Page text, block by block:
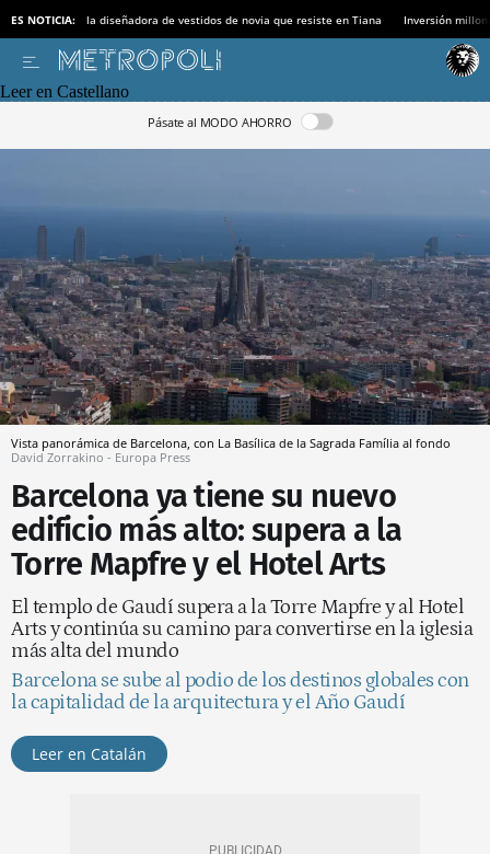
ES NOTICIA: la diseñadora de vestidos de novia que resiste en Tiana Inversión
Leer en Castellano
Pásate al MODO AHORRO
Vista panorámica de Barcelona, con La Basílica de la Sagrada Família al fondo
David Zorrakino - Europa Press
Barcelona ya tiene su nuevo
edificio más alto: supera a la
Torre Mapfre y el Hotel Arts
El templo de Gaudí supera a la Torre Mapfre y al Hotel
Arts y continúa su camino para convertirse en la iglesia
más alta del mundo
Barcelona se sube al podio de los destinos globales con
la capitalidad de la arquitectura y el Año Gaudí
Leer en Catalán